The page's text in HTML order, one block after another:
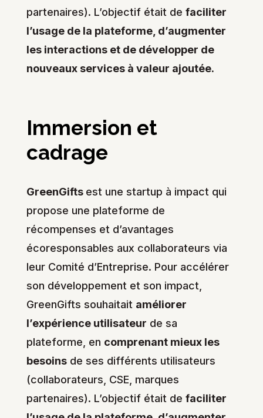
partenaires). L’objectif était de faciliter
l’usage de la plateforme, d’augmenter
les interactions et de développer de
nouveaux services à valeur ajoutée.
Immersion et
cadrage
GreenGifts est une startup à impact qui
propose une plateforme de
récompenses et d’avantages
écoresponsables aux collaborateurs via
leur Comité d’Entreprise. Pour accélérer
son développement et son impact,
GreenGifts souhaitait améliorer
l’expérience utilisateur de sa
plateforme, en comprenant mieux les
besoinsde ses différents utilisateurs
(collaborateurs, CSE, marques
partenaires). L’objectif était de faciliter